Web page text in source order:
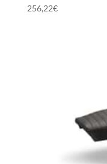
256,22€